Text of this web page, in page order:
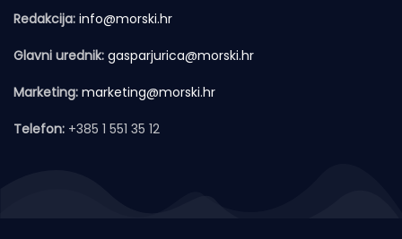
Redakcija: info@morski.hr
Glavni urednik: gasparjurica@morski.hr
Marketing: marketing@morski.hr
Telefon: +385 1 551 35 12